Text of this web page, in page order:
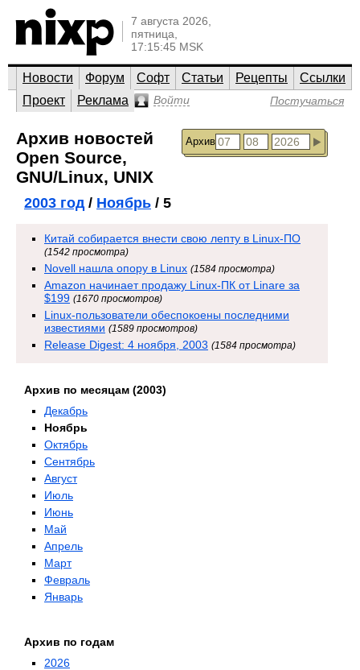
7 августа 2026,
пятница,
17:15:45 MSK
Новости Форум Софт Статьи Рецепты
Ссылки
Проект
Реклама Войти Постучаться
Архив
Архив новостей
Open Source,
GNU/Linux, UNIX
2003 год/ Ноябрь / 5
Китай собирается внести свою лепту в Linux-ПО
(1542 просмотра)
Novell нашла опору в Linux (1584 просмотра)
Amazon начинает продажу Linux-ПК от Linare за
$199 (1670 просмотров)
Linux-пользователи обеспокоены последними
известиями (1589 просмотров)
Release Digest: 4 ноября, 2003 (1584 просмотра)
Архив по месяцам (2003)
Декабрь
Ноябрь
Октябрь
Сентябрь
Август
Июль
Июнь
Май
Апрель
Март
Февраль
Январь
Архив по годам
2026